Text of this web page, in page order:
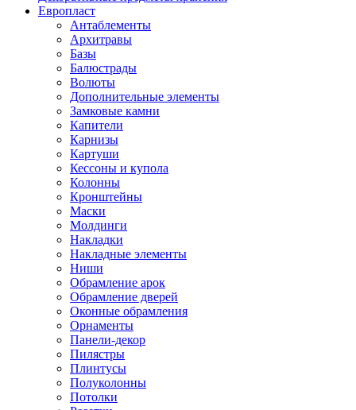
Европласт
Антаблементы
Архитравы
Базы
Балюстрады
Волюты
Дополнительные элементы
Замковые камни
Капители
Карнизы
Картуши
Кессоны и купола
Колонны
Кронштейны
Маски
Молдинги
Накладки
Накладные элементы
Ниши
Обрамление арок
Обрамление дверей
Оконные обрамления
Орнаменты
Панели-декор
Пилястры
Плинтусы
Полуколонны
Потолки